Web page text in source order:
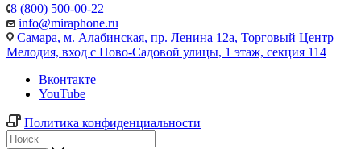
8 (800) 500-00-22
info@miraphone.ru
Самара, м. Алабинская, пр. Ленина 12а, Торговый Центр
Мелодия, вход с Ново-Садовой улицы, 1 этаж, секция 114
Вконтакте
YouTube
Политика конфиденциальности